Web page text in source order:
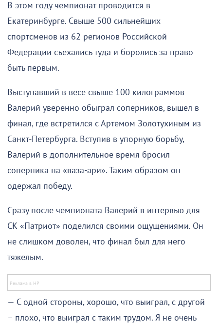
В этом году чемпионат проводится в
Екатеринбурге. Свыше 500 сильнейших
спортсменов из 62 регионов Российской
Федерации съехались туда и боролись за право
быть первым.
Выступавший в весе свыше 100 килограммов
Валерий уверенно обыграл соперников, вышел в
финал, где встретился с Артемом Золотухиным из
Санкт-Петербурга. Вступив в упорную борьбу,
Валерий в дополнительное время бросил
соперника на «ваза-ари». Таким образом он
одержал победу.
Сразу после чемпионата Валерий в интервью для
СК «Патриот» поделился своими ощущениями. Он
не слишком доволен, что финал был для него
тяжелым.
— С одной стороны, хорошо, что выиграл, с другой
– плохо, что выиграл с таким трудом. Я не очень